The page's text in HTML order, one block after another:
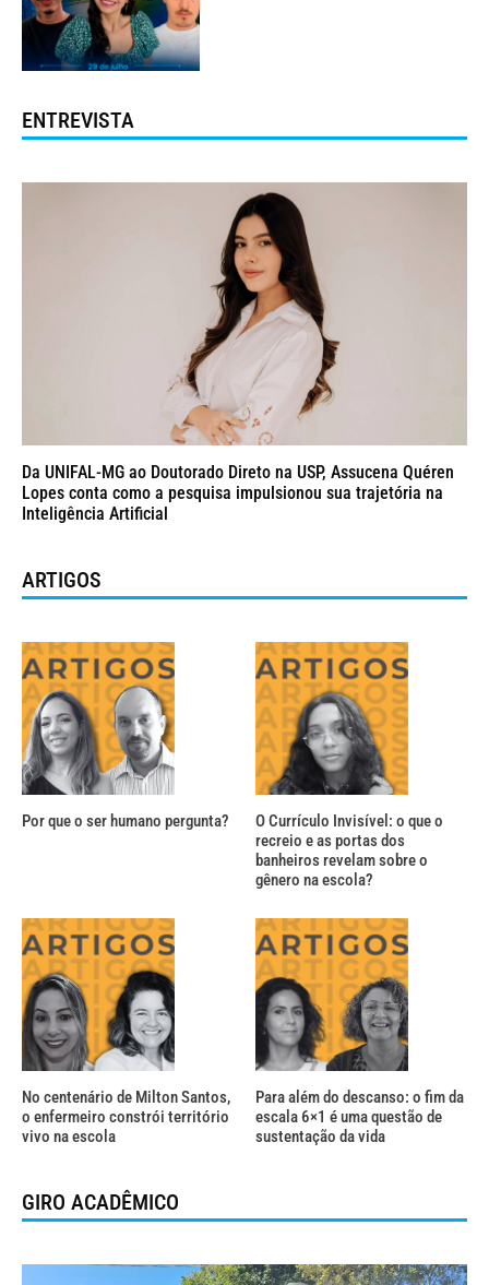
ENTREVISTA
Da UNIFAL-MG ao Doutorado Direto na USP, Assucena Quéren
Lopes conta como a pesquisa impulsionou sua trajetória na
Inteligência Artificial
ARTIGOS
Por que o ser humano pergunta?
O Currículo Invisível: o que o
recreio e as portas dos
banheiros revelam sobre o
gênero na escola?
No centenário de Milton Santos,
o enfermeiro constrói território
vivo na escola
Para além do descanso: o fim da
escala 6×1 é uma questão de
sustentação da vida
GIRO ACADÊMICO